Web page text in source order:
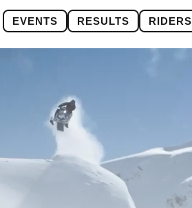
EVENTS RESULTS RIDERS